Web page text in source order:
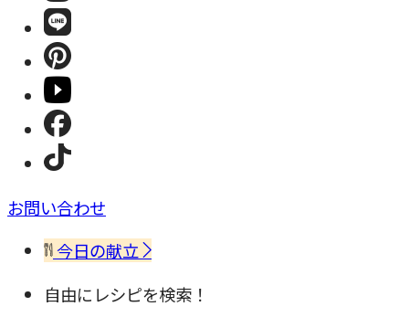
お問い合わせ
今日の献立
自由にレシピを検索！